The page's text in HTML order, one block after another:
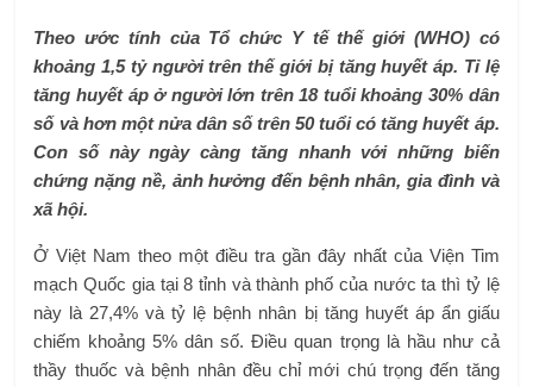
Theo ước tính của Tổ chức Y tế thế giới (WHO) có
khoảng 1,5 tỷ người trên thế giới bị tăng huyết áp. Tỉ lệ
tăng huyết áp ở người lớn trên 18 tuổi khoảng 30% dân
số và hơn một nửa dân số trên 50 tuổi có tăng huyết áp.
Con số này ngày càng tăng nhanh với những biến
chứng nặng nề, ảnh hưởng đến bệnh nhân, gia đình và
xã hội.
Ở Việt Nam theo một điều tra gần đây nhất của Viện Tim
mạch Quốc gia tại 8 tỉnh và thành phố của nước ta thì tỷ lệ
này là 27,4% và tỷ lệ bệnh nhân bị tăng huyết áp ẩn giấu
chiếm khoảng 5% dân số. Điều quan trọng là hầu như cả
thầy thuốc và bệnh nhân đều chỉ mới chú trọng đến tăng